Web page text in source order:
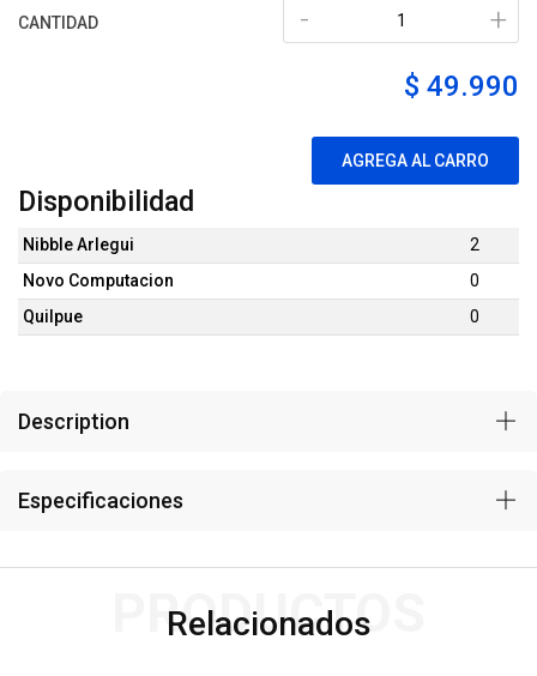
CANTIDAD +
-
$ 49.990
AGREGA AL CARRO
Disponibilidad
Nibble Arlegui
2
Novo Computacion
0
Quilpue
0
Description
Especificaciones
Relacionados
PRODUCTOS